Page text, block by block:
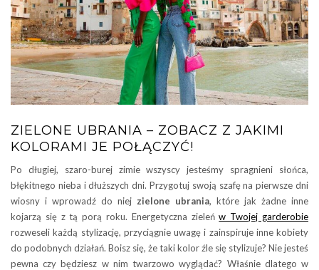
ZIELONE UBRANIA – ZOBACZ Z JAKIMI
KOLORAMI JE POŁĄCZYĆ!
Po długiej, szaro-burej zimie wszyscy jesteśmy spragnieni słońca,
błękitnego nieba i dłuższych dni. Przygotuj swoją szafę na pierwsze dni
wiosny i wprowadź do niej zielone ubrania, które jak żadne inne
kojarzą się z tą porą roku. Energetyczna zieleńw Twojej garderobie
rozweseli każdą stylizację, przyciągnie uwagę i zainspiruje inne kobiety
do podobnych działań. Boisz się, że taki kolor źle się stylizuje? Nie jesteś
pewna czy będziesz w nim twarzowo wyglądać? Właśnie dlatego w